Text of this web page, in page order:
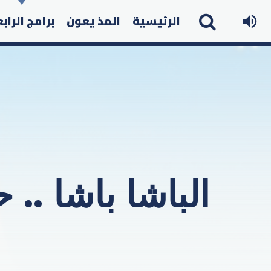
الرئيسية المذ يعون برامج
الباشا